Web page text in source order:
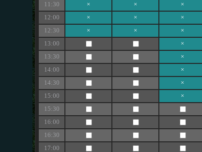
11:30
× × ×
12:00
× × ×
12:30
× × ×
13:00
×
13:30
×
14:00
×
14:30
×
15:00
×
15:30
16:00
16:30
17:00